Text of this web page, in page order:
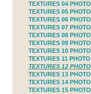
TEXTURES 04 PHOTO
TEXTURES 05 PHOTO
TEXTURES 06 PHOTO
TEXTURES 07 PHOTO
TEXTURES 08 PHOTO
TEXTURES 09 PHOTO
TEXTURES 10 PHOTO
TEXTURES 11 PHOTO
TEXTURES 12 PHOTO
TEXTURES 13 PHOTO
TEXTURES 14 PHOTO
TEXTURES 15 PHOTO